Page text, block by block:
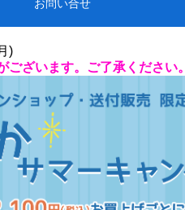
お問い合せ
)
ざいます。ご了承ください。